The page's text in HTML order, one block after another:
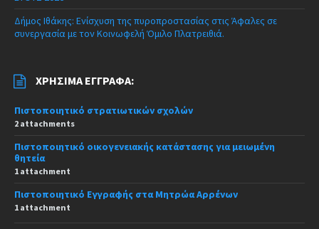
Δήμος Ιθάκης: Ενίσχυση της πυροπροστασίας στις Άφαλες σε
συνεργασία με τον Κοινωφελή Όμιλο Πλατρειθιά.
ΧΡΉΣΙΜΑ ΈΓΓΡΑΦΑ:
Πιστοποιητικό στρατιωτικών σχολών
2 attachments
Πιστοποιητικό οικογενειακής κατάστασης για μειωμένη
θητεία
1 attachment
Πιστοποιητικό Εγγραφής στα Μητρώα Αρρένων
1 attachment